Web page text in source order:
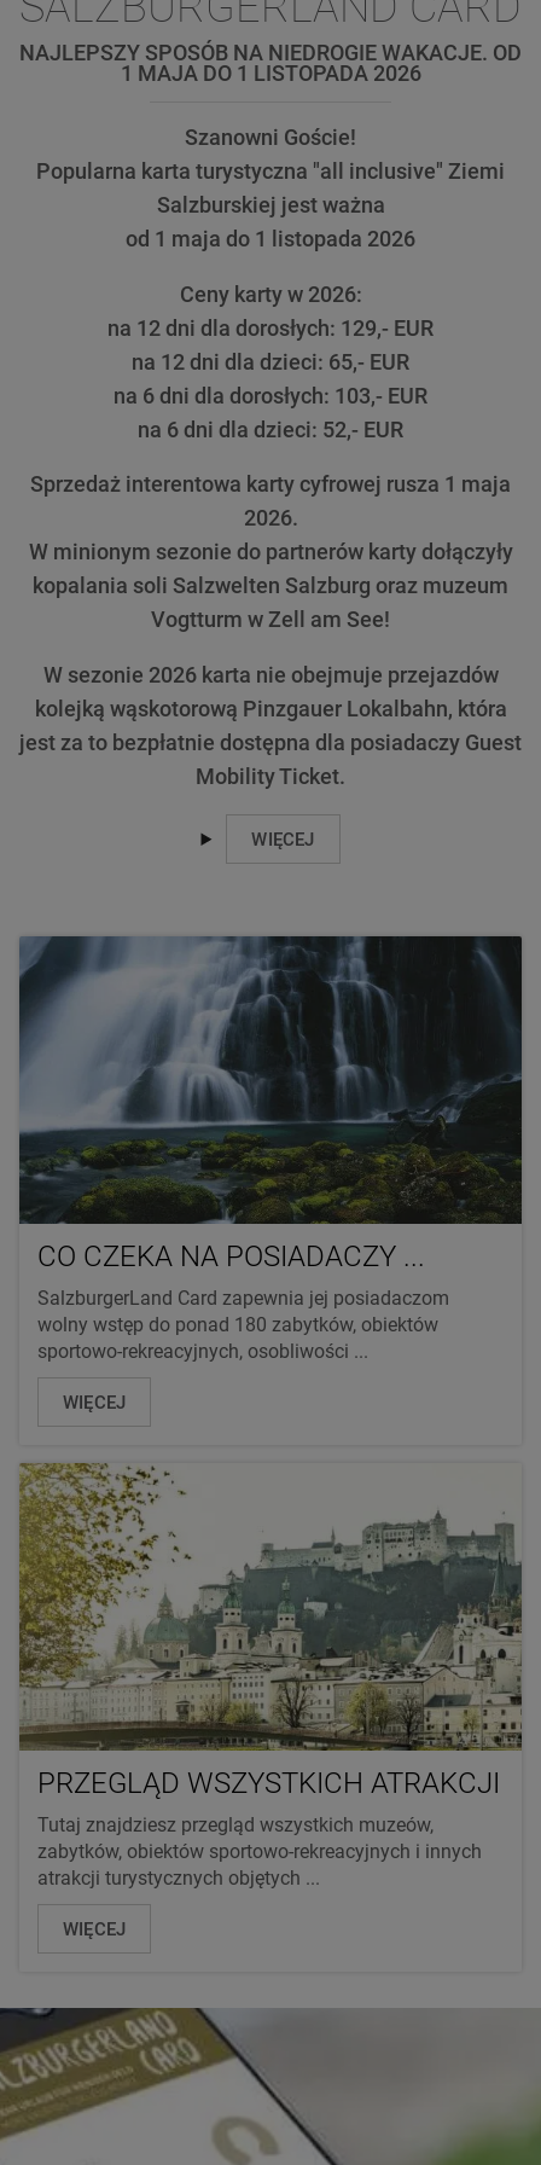
NAJLEPSZY SPOSÓB NA NIEDROGIE WAKACJE. OD
1 MAJA DO 1 LISTOPADA 2026
Szanowni Goście!
Popularna karta turystyczna "all inclusive" Ziemi
Salzburskiej jest ważna
od 1 maja do 1 listopada 2026
Ceny karty w 2026:
na 12 dni dla dorosłych: 129,- EUR
na 12 dni dla dzieci: 65,- EUR
na 6 dni dla dorosłych: 103,- EUR
na 6 dni dla dzieci: 52,- EUR
Sprzedaż interentowa karty cyfrowej rusza 1 maja
2026.
W minionym sezonie do partnerów karty dołączyły
kopalania soli Salzwelten Salzburg oraz muzeum
Vogtturm w Zell am See!
W sezonie 2026 karta nie obejmuje przejazdów
kolejką wąskotorową Pinzgauer Lokalbahn, która
jest za to bezpłatnie dostępna dla posiadaczy Guest
Mobility Ticket.
WIĘCEJ
CO CZEKA NA POSIADACZY ...
SalzburgerLand Card zapewnia jej posiadaczom
wolny wstęp do ponad 180 zabytków, obiektów
sportowo-rekreacyjnych, osobliwości ...
WIĘCEJ
PRZEGLĄD WSZYSTKICH ATRAKCJI
Tutaj znajdziesz przegląd wszystkich muzeów,
zabytków, obiektów sportowo-rekreacyjnych i innych
atrakcji turystycznych objętych ...
WIĘCEJ